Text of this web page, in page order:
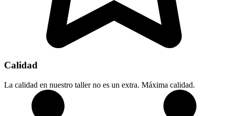
Calidad
La calidad en nuestro taller no es un extra. Máxima calidad.